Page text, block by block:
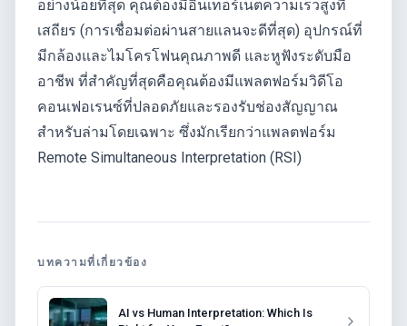
อย่างน้อยที่สุด คุณต้องมีอินเทอร์เน็ตความเร็วสูงที่
เสถียร (การเชื่อมต่อผ่านสายแลนจะดีที่สุด) อุปกรณ์ที่
มีกล้องและไมโครโฟนคุณภาพดี และหูฟังระดับมือ
อาชีพ ที่สำคัญที่สุดคือคุณต้องมีแพลตฟอร์มวิดีโอ
คอนเฟอเรนซ์ที่ปลอดภัยและรองรับช่องสัญญาณ
สำหรับล่ามโดยเฉพาะ ซึ่งมักเรียกว่าแพลตฟอร์ม
Remote Simultaneous Interpretation (RSI)
บทความที่เกี่ยวข้อง
AI vs Human Interpretation: Which Is